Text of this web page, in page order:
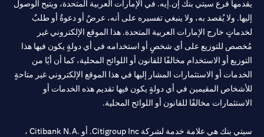
يقدمها فرع سيتي بنك إن.إيه. في الإمارات العربية المتحدة، ويتيح الوصول
إليها. ولا يُقصد به، ولا ينبغي تفسيره على أنه، عرضٌ أو دعوةٌ أو طلبٌ
لخدماتٍ خارج الإمارات العربية المتحدة. هذا الموقع الإلكتروني غير
مُخصص للتوزيع على أي شخصٍ أو استخدامه في أي دولةٍ يكون فيها هذا
التوزيع أو الاستخدام مخالفًا للقانون أو اللوائح المحلية، كما أن أيًا من
الخدمات أو الاستثمارات المشار إليها في هذا الموقع الإلكتروني غير متاحةٍ
للأشخاص المقيمين في أي دولةٍ يكون فيها تقديم هذه الخدمات أو
الاستثمارات مخالفًا للقانون أو اللوائح المحلية.
سيتي بنك هي علامة خدمة لشركة Citigroup Inc. أو .Citibank N.A ،